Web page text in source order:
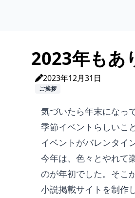
2023年もあ
2023年12月31日
ご挨拶
気づいたら年末になっ
季節イベントらしいこ
イベントがバレンタイ
今年は、色々とやれて
のが年初でした。そこ
小説掲載サイトを制作